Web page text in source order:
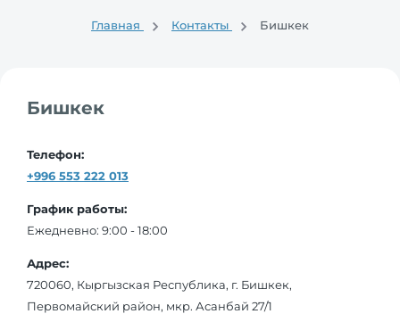
Главная Контакты Бишкек
Бишкек
Телефон:
+996 553 222 013
График работы:
Ежедневно: 9:00 - 18:00
Адрес:
720060, Кыргызская Республика, г. Бишкек,
Первомайский район, мкр. Асанбай 27/1